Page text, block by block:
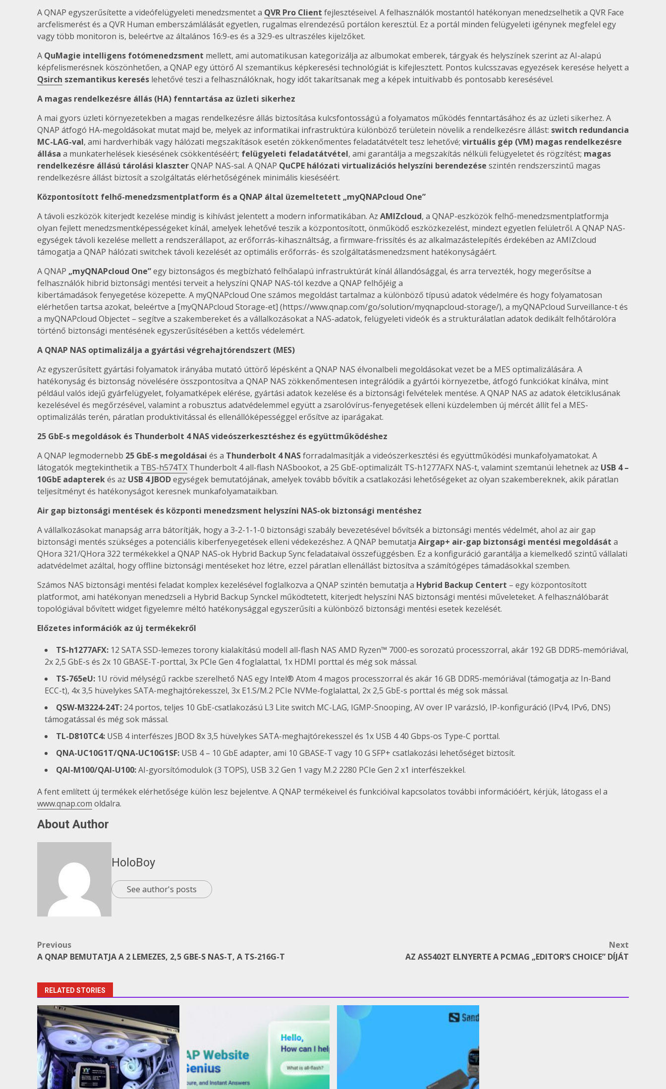
A QNAP egyszerűsítette a videófelügyeleti menedzsmentet a QVR Pro Client fejlesztéseivel. A felhasználók mostantól hatékonyan menedzselhetik a QVR Face
arcfelismerést és a QVR Human emberszámlálását egyetlen, rugalmas elrendezésű portálon keresztül. Ez a portál minden felügyeleti igénynek megfelel egy
vagy több monitoron is, beleértve az általános 16:9-es és a 32:9-es ultraszéles kijelzőket.
A QuMagie intelligens fotómenedzsment mellett, ami automatikusan kategorizálja az albumokat emberek, tárgyak és helyszínek szerint az AI-alapú
képfelismerésnek köszönhetően, a QNAP egy úttörő AI szemantikus képkeresési technológiát is kifejlesztett. Pontos kulcsszavas egyezések keresése helyett a
Qsirch szemantikus keresés lehetővé teszi a felhasználóknak, hogy időt takarítsanak meg a képek intuitívabb és pontosabb keresésével.
A magas rendelkezésre állás (HA) fenntartása az üzleti sikerhez
A mai gyors üzleti környezetekben a magas rendelkezésre állás biztosítása kulcsfontosságú a folyamatos működés fenntartásához és az üzleti sikerhez. A
QNAP átfogó HA-megoldásokat mutat majd be, melyek az informatikai infrastruktúra különböző területein növelik a rendelkezésre állást: switch redundancia
MC-LAG-val, ami hardverhibák vagy hálózati megszakítások esetén zökkenőmentes feladatátvételt tesz lehetővé; virtuális gép (VM) magas rendelkezésre
állása a munkaterhelések kiesésének csökkentéséért; felügyeleti feladatátvétel, ami garantálja a megszakítás nélküli felügyeletet és rögzítést; magas
rendelkezésre állású tárolási klaszterQNAP NAS-sal. A QNAP QuCPE hálózati virtualizációs helyszíni berendezése szintén rendszerszintű magas
rendelkezésre állást biztosít a szolgáltatás elérhetőségének minimális kieséséért.
Központosított felhő-menedzsmentplatform és a QNAP által üzemeltetett „myQNAPcloud One”
A távoli eszközök kiterjedt kezelése mindig is kihívást jelentett a modern informatikában. Az AMIZcloud, a QNAP-eszközök felhő-menedzsmentplatformja
olyan fejlett menedzsmentképességeket kínál, amelyek lehetővé teszik a központosított, önműködő eszközkezelést, mindezt egyetlen felületről. A QNAP NAS-
egységek távoli kezelése mellett a rendszerállapot, az erőforrás-kihasználtság, a firmware-frissítés és az alkalmazástelepítés érdekében az AMIZcloud
támogatja a QNAP hálózati switchek távoli kezelését az optimális erőforrás- és szolgáltatásmenedzsment hatékonyságáért.
A QNAP „myQNAPcloud One”egy biztonságos és megbízható felhőalapú infrastruktúrát kínál állandósággal, és arra tervezték, hogy megerősítse a
felhasználók hibrid biztonsági mentési terveit a helyszíni QNAP NAS-tól kezdve a QNAP felhőjéig a
kibertámadások fenyegetése közepette. A myQNAPcloud One számos megoldást tartalmaz a különböző típusú adatok védelmére és hogy folyamatosan
elérhetően tartsa azokat, beleértve a [myQNAPcloud Storage-et] (https://www.qnap.com/go/solution/myqnapcloud-storage/), a myQNAPcloud Surveillance-t és
a myQNAPcloud Objectet – segítve a szakembereket és a vállalkozásokat a NAS-adatok, felügyeleti videók és a strukturálatlan adatok dedikált felhőtárolóra
történő biztonsági mentésének egyszerűsítésében a kettős védelemért.
A QNAP NAS optimalizálja a gyártási végrehajtórendszert (MES)
Az egyszerűsített gyártási folyamatok irányába mutató úttörő lépésként a QNAP NAS élvonalbeli megoldásokat vezet be a MES optimalizálására. A
hatékonyság és biztonság növelésére összpontosítva a QNAP NAS zökkenőmentesen integrálódik a gyártói környezetbe, átfogó funkciókat kínálva, mint
például valós idejű gyárfelügyelet, folyamatképek elérése, gyártási adatok kezelése és a biztonsági felvételek mentése. A QNAP NAS az adatok életciklusának
kezelésével és megőrzésével, valamint a robusztus adatvédelemmel együtt a zsarolóvírus-fenyegetések elleni küzdelemben új mércét állít fel a MES-
optimalizálás terén, páratlan produktivitással és ellenállóképességgel erősítve az iparágakat.
25 GbE-s megoldások és Thunderbolt 4 NAS videószerkesztéshez és együttműködéshez
A QNAP legmodernebb 25 GbE-s megoldásai és a Thunderbolt 4 NASforradalmasítják a videószerkesztési és együttműködési munkafolyamatokat. A
látogatók megtekinthetik a TBS-h574TX Thunderbolt 4 all-flash NASbookot, a 25 GbE-optimalizált TS-h1277AFX NAS-t, valamint szemtanúi lehetnek az USB 4 –
10GbE adapterekés az USB 4 JBODegységek bemutatójának, amelyek tovább bővítik a csatlakozási lehetőségeket az olyan szakembereknek, akik páratlan
teljesítményt és hatékonyságot keresnek munkafolyamataikban.
Air gap biztonsági mentések és központi menedzsment helyszíni NAS-ok biztonsági mentéshez
A vállalkozásokat manapság arra bátorítják, hogy a 3-2-1-1-0 biztonsági szabály bevezetésével bővítsék a biztonsági mentés védelmét, ahol az air gap
biztonsági mentés szükséges a potenciális kiberfenyegetések elleni védekezéshez. A QNAP bemutatja Airgap+ air-gap biztonsági mentési megoldását a
QHora 321/QHora 322 termékekkel a QNAP NAS-ok Hybrid Backup Sync feladataival összefüggésben. Ez a konfiguráció garantálja a kiemelkedő szintű vállalati
adatvédelmet azáltal, hogy offline biztonsági mentéseket hoz létre, ezzel páratlan ellenállást biztosítva a számítógépes támadásokkal szemben.
Számos NAS biztonsági mentési feladat komplex kezelésével foglalkozva a QNAP szintén bemutatja a Hybrid Backup Centert – egy központosított
platformot, ami hatékonyan menedzseli a Hybrid Backup Synckel működtetett, kiterjedt helyszíni NAS biztonsági mentési műveleteket. A felhasználóbarát
topológiával bővített widget figyelemre méltó hatékonysággal egyszerűsíti a különböző biztonsági mentési esetek kezelését.
Előzetes információk az új termékekről
TS-h1277AFX: 12 SATA SSD-lemezes torony kialakítású modell all-flash NAS AMD Ryzen™ 7000-es sorozatú processzorral, akár 192 GB DDR5-memóriával,
2x 2,5 GbE-s és 2x 10 GBASE-T-porttal, 3x PCIe Gen 4 foglalattal, 1x HDMI porttal és még sok mással.
TS-765eU: 1U rövid mélységű rackbe szerelhető NAS egy Intel® Atom 4 magos processzorral és akár 16 GB DDR5-memóriával (támogatja az In-Band
ECC-t), 4x 3,5 hüvelykes SATA-meghajtórekesszel, 3x E1.S/M.2 PCIe NVMe-foglalattal, 2x 2,5 GbE-s porttal és még sok mással.
QSW-M3224-24T: 24 portos, teljes 10 GbE-csatlakozású L3 Lite switch MC-LAG, IGMP-Snooping, AV over IP varázsló, IP-konfiguráció (IPv4, IPv6, DNS)
támogatással és még sok mással.
TL-D810TC4: USB 4 interfészes JBOD 8x 3,5 hüvelykes SATA-meghajtórekesszel és 1x USB 4 40 Gbps-os Type-C porttal.
QNA-UC10G1T/QNA-UC10G1SF: USB 4 – 10 GbE adapter, ami 10 GBASE-T vagy 10 G SFP+ csatlakozási lehetőséget biztosít.
QAI-M100/QAI-U100:AI-gyorsítómodulok (3 TOPS), USB 3.2 Gen 1 vagy M.2 2280 PCIe Gen 2 x1 interfészekkel.
A fent említett új termékek elérhetősége külön lesz bejelentve. A QNAP termékeivel és funkcióival kapcsolatos további információért, kérjük, látogass el a
www.qnap.com oldalra.
About Author
HoloBoy
See author's posts
Post
Previous
A QNAP BEMUTATJA A 2 LEMEZES, 2,5 GBE-S NAS-T, A TS-216G-T
Next
AZ AS5402T ELNYERTE A PCMAG „EDITOR’S CHOICE” DÍJÁT
RELATED STORIES